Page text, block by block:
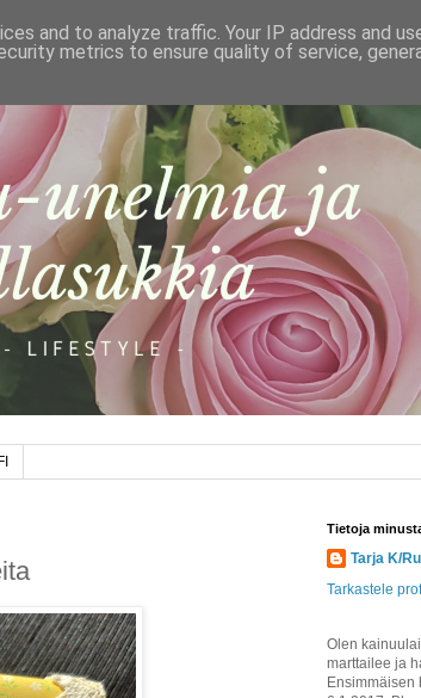
Tietoja
Tarja K/
Tarkastele
Olen
marttailee ja
and to analyze traffic. Your IP address and
metrics to ensure quality of service,